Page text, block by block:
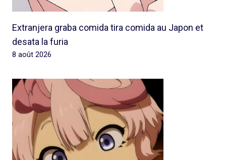
Extranjera graba comida tira comida au Japon et
desata la furia
8 août 2026